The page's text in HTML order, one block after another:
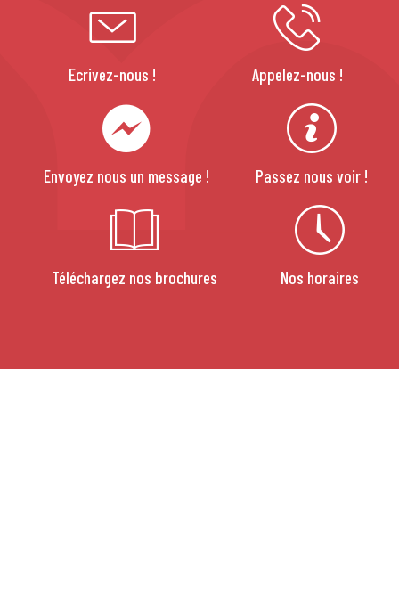
Ecrivez-nous ! Appelez-nous !
Envoyez nous un message ! Passez nous voir !
Téléchargez nos brochures Nos horaires